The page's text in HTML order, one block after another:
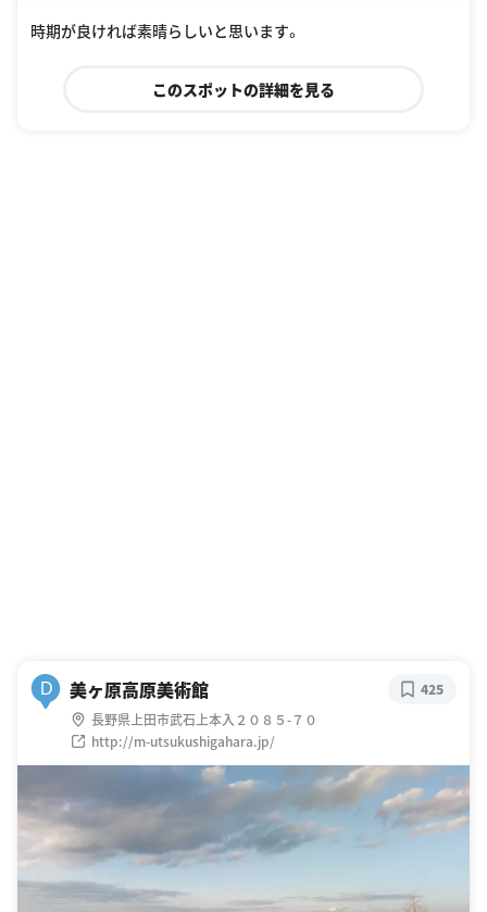
時期が良ければ素晴らしいと思います。
このスポットの詳細を見る
D 美ヶ原高原美術館
長野県上田市武石上本入２０８５-７０
http://m-utsukushigahara.jp/
425